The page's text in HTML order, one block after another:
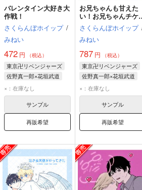
バレンタイン大好き大
作戦！
さくらんぼホイップ /
みねい
472 円 （税込）
東京卍リベンジャーズ
佐野真一郎×花垣武道
花垣武道
×：在庫なし
サンプル
再販希望
お兄ちゃんも甘えた
い！お兄ちゃんチケ
ト編
さくらんぼホイップ
みねい
787 円 （税込）
東京卍リベンジャーズ
佐野真一郎×花垣武道
花垣武道
×：在庫なし
サンプル
再販希望